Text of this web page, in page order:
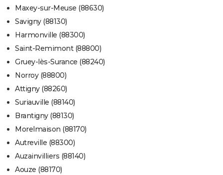
Maxey-sur-Meuse (88630)
Savigny (88130)
Harmonville (88300)
Saint-Remimont (88800)
Gruey-lès-Surance (88240)
Norroy (88800)
Attigny (88260)
Suriauville (88140)
Brantigny (88130)
Morelmaison (88170)
Autreville (88300)
Auzainvilliers (88140)
Aouze (88170)